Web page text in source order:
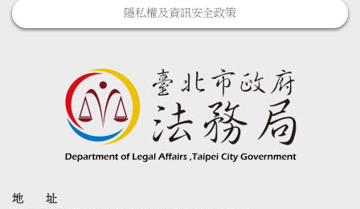
隱私權及資訊安全政策
地 址